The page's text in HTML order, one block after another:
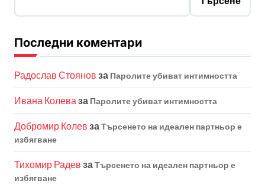
Последни коментари
Радослав Стоянов за Паролите убиват интимността
Ивана Колеваза Паролите убиват интимността
Добромир Колев заТърсенето на идеален партньор е
избягване
Тихомир Радев заТърсенето на идеален партньор е
избягване